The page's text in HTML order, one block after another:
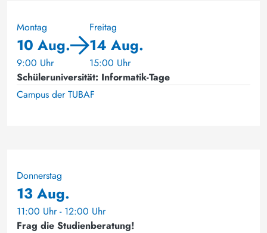
Montag
10 Aug.
9:00 Uhr
Freitag
14 Aug.
15:00 Uhr
Schüleruniversität: Informatik-Tage
Campus der TUBAF
Donnerstag
13 Aug.
11:00 Uhr - 12:00 Uhr
Frag die Studienberatung!